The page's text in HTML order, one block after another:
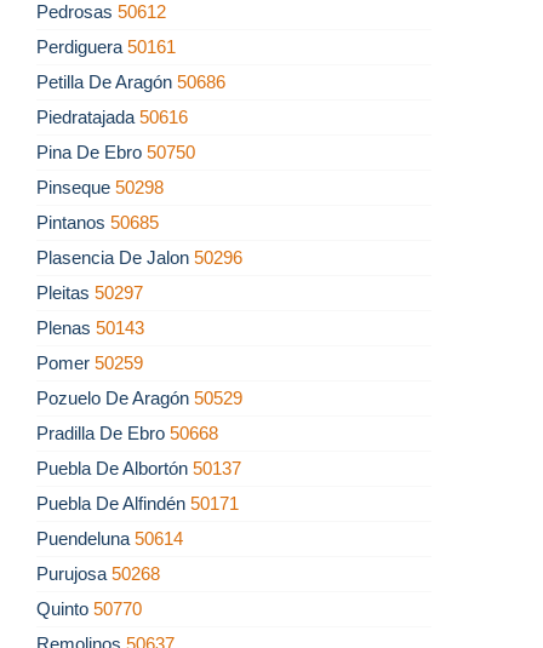
Pedrosas 50612
Perdiguera 50161
Petilla De Aragón 50686
Piedratajada 50616
Pina De Ebro 50750
Pinseque 50298
Pintanos 50685
Plasencia De Jalon 50296
Pleitas 50297
Plenas 50143
Pomer 50259
Pozuelo De Aragón 50529
Pradilla De Ebro 50668
Puebla De Albortón 50137
Puebla De Alfindén 50171
Puendeluna 50614
Purujosa 50268
Quinto 50770